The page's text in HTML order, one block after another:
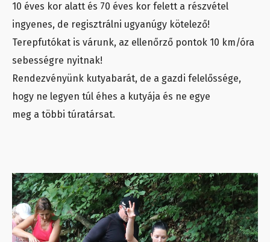
10 éves kor alatt és 70 éves kor felett a részvétel
ingyenes, de regisztrálni ugyanúgy kötelező!
Terepfutókat is várunk, az ellenőrző pontok 10 km/óra
sebességre nyitnak!
Rendezvényünk kutyabarát, de a gazdi felelőssége,
hogy ne legyen túl éhes a kutyája és ne egye
meg a többi túratársat.